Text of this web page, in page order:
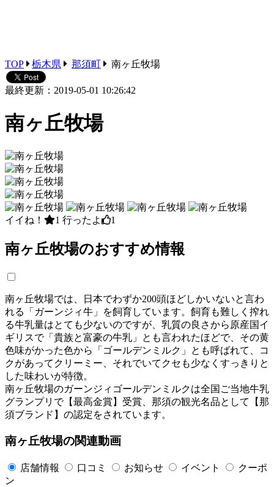
TOP 栃木県 那須町 南ヶ丘牧場
最終更新：2019-05-01 10:26:42
南ヶ丘牧場
イイね！ 1 行ったよ 1
南ヶ丘牧場のおすすめ情報
南ヶ丘牧場では、日本でわずか200頭ほどしかいないと言わ
れる「ガーンジィ牛」を飼育しています。飼育も難しく搾れ
る牛乳量はとても少ないのですが、乳質の良さから原産国イ
ギリスで「貴族と富豪の牛乳」とも言われたほどで、その黄
色味がかった色から「ゴールデンミルク」とも呼ばれて、コ
クがあってクリーミー、それでいてクセも少なくすっきりと
した味わいが特徴。
南ヶ丘牧場のガーンジィゴールデンミルクは全国ご当地牛乳
グランプリで【最高金賞】受賞、那須の観光名品として【那
須ブランド】の認定をされています。
南ヶ丘牧場の関連動画
店舗情報 口コミ お知らせ イベント
クーポ
ン